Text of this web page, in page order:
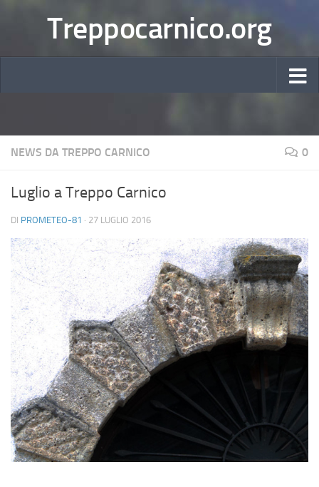
Treppocarnico.org
NEWS DA TREPPO CARNICO 0
Luglio a Treppo Carnico
DI PROMETEO-81 · 27 LUGLIO 2016